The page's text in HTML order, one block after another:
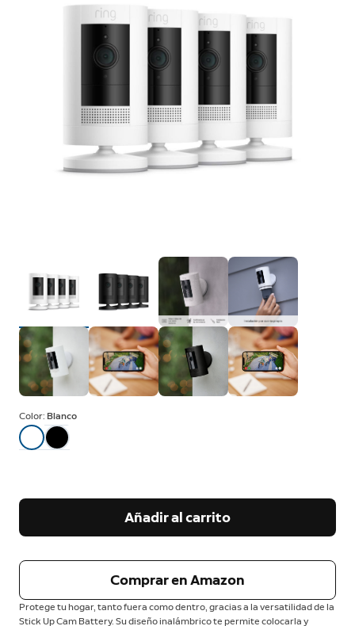
Color: Blanco
Añadir al carrito
Comprar en Amazon
Protege tu hogar, tanto fuera como dentro, gracias a la versatilidad de la
Stick Up Cam Battery. Su diseño inalámbrico te permite colocarla y